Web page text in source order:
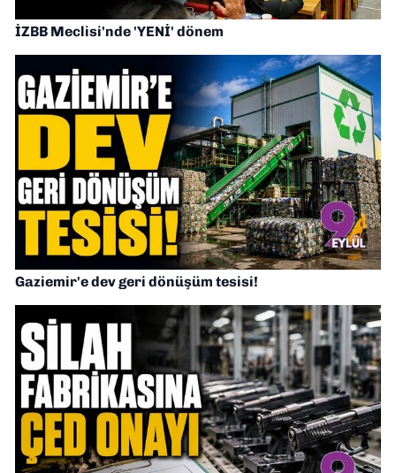
İZBB Meclisi'nde 'YENİ' dönem
Gaziemir'e dev geri dönüşüm tesisi!